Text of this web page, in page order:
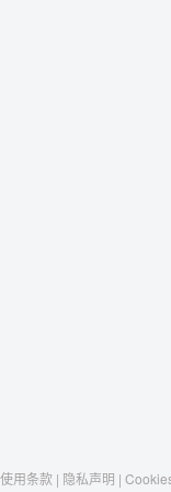
使用条款 | 隐私声明 |